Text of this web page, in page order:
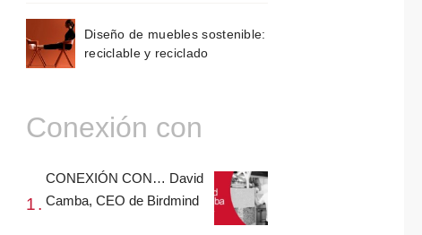
Diseño de muebles sostenible:
reciclable y reciclado
Conexión con
CONEXIÓN CON… David
Camba, CEO de Birdmind